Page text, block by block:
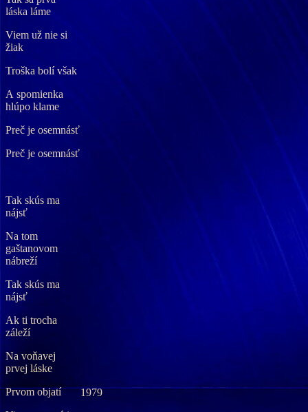
láska láme
Viem už nie si
žiak
Troška bolí však
A spomienka
hlúpo klame
Preč je osemnásť
Preč je osemnásť
Tak skús ma
nájsť
Na tom
gaštanovom
nábreží
Tak skús ma
nájsť
Ak ti trocha
záleží
Na voňavej
prvej láske
Prvom objatí
1979